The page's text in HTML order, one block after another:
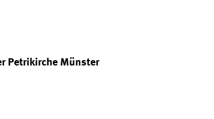
Petrikirche Münster